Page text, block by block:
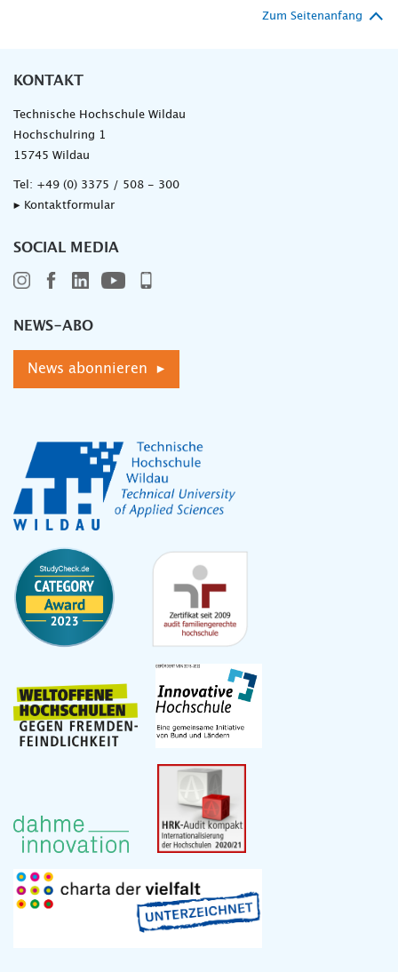
Zum Seitenanfang
KONTAKT
Technische Hochschule Wildau
Hochschulring 1
15745 Wildau
Tel: +49 (0) 3375 / 508 - 300
▸ Kontaktformular
SOCIAL MEDIA
NEWS-ABO
News abonnieren ▸